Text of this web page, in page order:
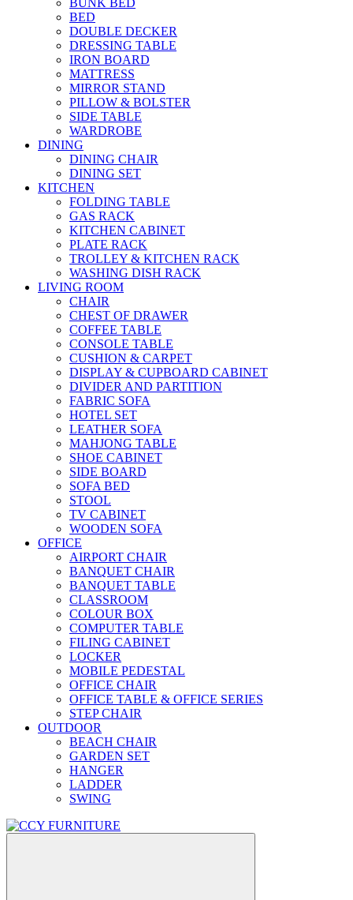
BED
DOUBLE DECKER
DRESSING TABLE
IRON BOARD
MATTRESS
MIRROR STAND
PILLOW & BOLSTER
SIDE TABLE
WARDROBE
DINING
DINING CHAIR
DINING SET
KITCHEN
FOLDING TABLE
GAS RACK
KITCHEN CABINET
PLATE RACK
TROLLEY & KITCHEN RACK
WASHING DISH RACK
LIVING ROOM
CHAIR
CHEST OF DRAWER
COFFEE TABLE
CONSOLE TABLE
CUSHION & CARPET
DISPLAY & CUPBOARD CABINET
DIVIDER AND PARTITION
FABRIC SOFA
HOTEL SET
LEATHER SOFA
MAHJONG TABLE
SHOE CABINET
SIDE BOARD
SOFA BED
STOOL
TV CABINET
WOODEN SOFA
OFFICE
AIRPORT CHAIR
BANQUET CHAIR
BANQUET TABLE
CLASSROOM
COLOUR BOX
COMPUTER TABLE
FILING CABINET
LOCKER
MOBILE PEDESTAL
OFFICE CHAIR
OFFICE TABLE & OFFICE SERIES
STEP CHAIR
OUTDOOR
BEACH CHAIR
GARDEN SET
HANGER
LADDER
SWING